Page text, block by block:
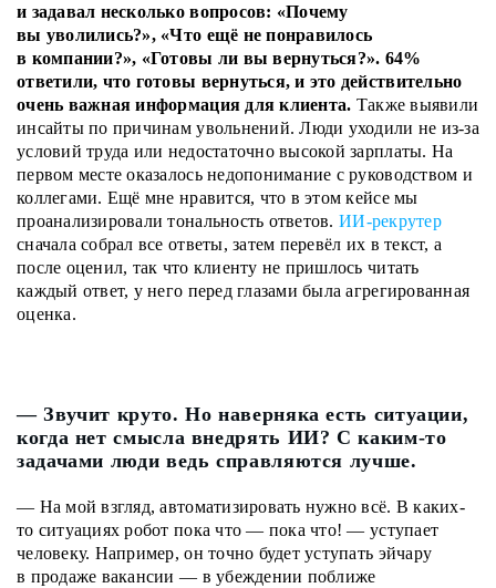
и задавал несколько вопросов: «Почему
вы уволились?», «Что ещё не понравилось
в компании?», «Готовы ли вы вернуться?». 64%
ответили, что готовы вернуться, и это действительно
очень важная информация для клиента. Также выявили
инсайты по причинам увольнений. Люди уходили не из-за
условий труда или недостаточно высокой зарплаты. На
первом месте оказалось недопонимание с руководством и
коллегами. Ещё мне нравится, что в этом кейсе мы
проанализировали тональность ответов. ИИ-рекрутер
сначала собрал все ответы, затем перевёл их в текст, а
после оценил, так что клиенту не пришлось читать
каждый ответ, у него перед глазами была агрегированная
оценка.
— Звучит круто. Но наверняка есть ситуации,
когда нет смысла внедрять ИИ? С каким-то
задачами люди ведь справляются лучше.
— На мой взгляд, автоматизировать нужно всё. В каких-
то ситуациях робот пока что — пока что! — уступает
человеку. Например, он точно будет уступать эйчару
в продаже вакансии — в убеждении поближе